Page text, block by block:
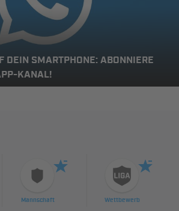
DEIN SMARTPHONE: ABONNIERE
KANAL!
Mannschaft Wettbewerb